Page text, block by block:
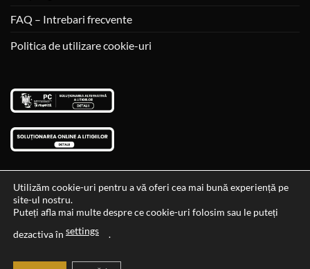
FAQ – Intrebari frecvente
Politica de utilizare cookie-uri
Data si ora ultimei actualizari al stocului si ale preturilor: 29-12-
Utilizăm cookie-uri pentru a vă oferi cea mai bună experiență pe
site-ul nostru.
Puteți afla mai multe despre ce cookie-uri folosim sau le puteți
dezactiva în settings .